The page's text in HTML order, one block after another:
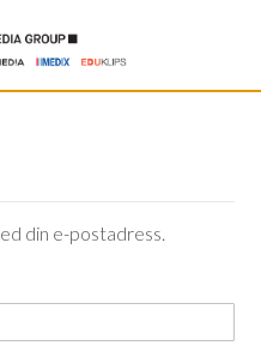
din e-postadress.